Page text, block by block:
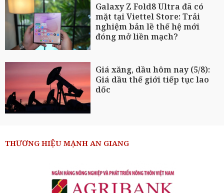
Galaxy Z Fold8 Ultra đã có
mặt tại Viettel Store: Trải
nghiệm bản lề thế hệ mới
đóng mở liền mạch?
Giá xăng, dầu hôm nay (5/8):
Giá dầu thế giới tiếp tục lao
dốc
THƯƠNG HIỆU MẠNH AN GIANG